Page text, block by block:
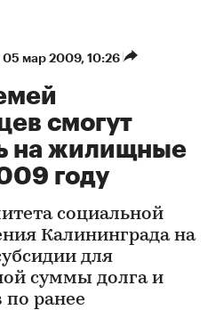
05 мар 2009, 10:26
смогут
на жилищные
году
социальной
Калининграда на
для
суммы долга и
по ранее